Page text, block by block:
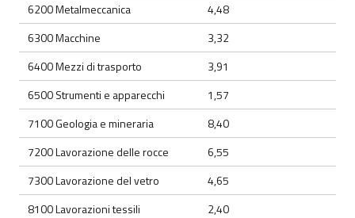
6200 Metalmeccanica
4,48
6300 Macchine
3,32
6400 Mezzi di trasporto
3,91
6500 Strumenti e apparecchi
1,57
7100 Geologia e mineraria
8,40
7200 Lavorazione delle rocce
6,55
7300 Lavorazione del vetro
4,65
8100 Lavorazioni tessili
2,40